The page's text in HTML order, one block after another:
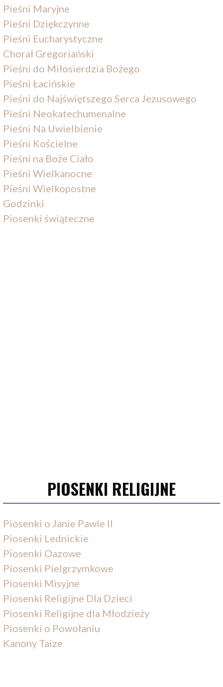
Pieśni Maryjne
Pieśni Dziękczynne
Pieśni Eucharystyczne
Chorał Gregoriański
Pieśni do Miłosierdzia Bożego
Pieśni Łacińskie
Pieśni do Najświętszego Serca Jezusowego
Pieśni Neokatechumenalne
Pieśni Na Uwielbienie
Pieśni Kościelne
Pieśni na Boże Ciało
Pieśni Wielkanocne
Pieśni Wielkopostne
Godzinki
Piosenki świąteczne
PIOSENKI RELIGIJNE
Piosenki o Janie Pawle II
Piosenki Lednickie
Piosenki Oazowe
Piosenki Pielgrzymkowe
Piosenki Misyjne
Piosenki Religijne Dla Dzieci
Piosenki Religijne dla Młodzieży
Piosenki o Powołaniu
Kanony Taize